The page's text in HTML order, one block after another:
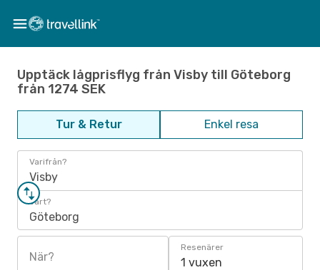
Upptäck lågprisflyg från Visby till Göteborg
från 1274 SEK
Tur & Retur Enkel resa
Varifrån?
Visby
Vart?
Göteborg
När?
Resenärer
1 vuxen